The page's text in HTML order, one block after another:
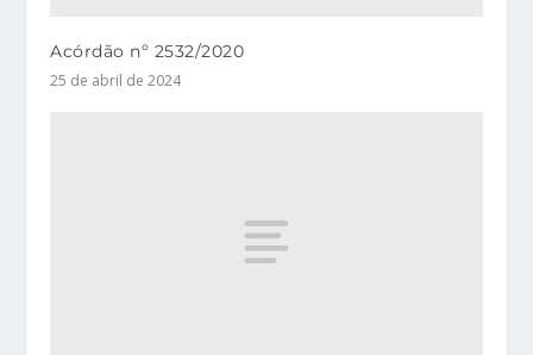
Acórdão nº 2532/2020
25 de abril de 2024